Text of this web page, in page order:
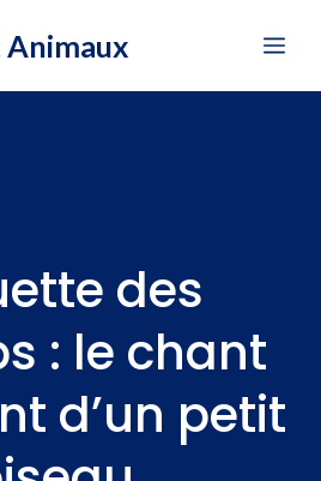
Animaux
des
: le chant
d’un petit